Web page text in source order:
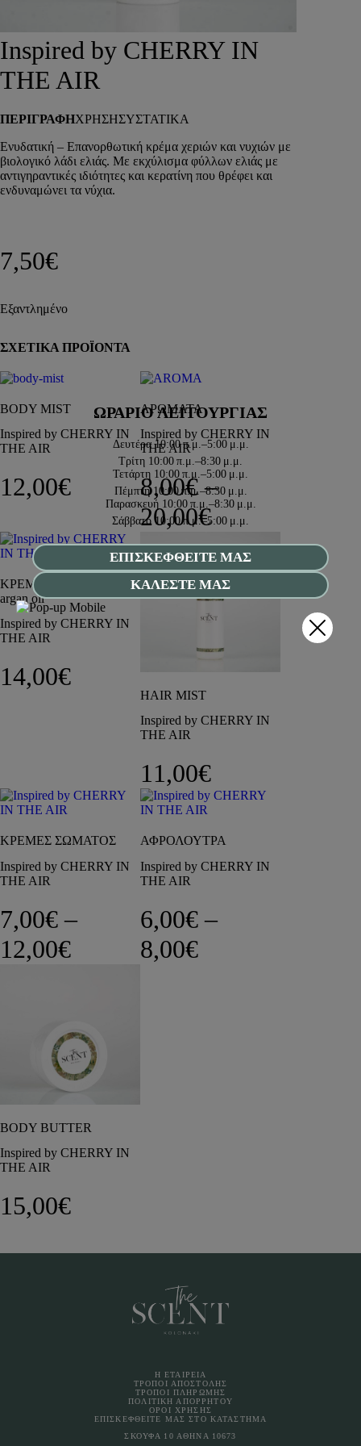
HOROMIA
SPECIAL OFFERS
ΚΑΛΑΘΙ
Inspired by CHERRY IN
THE AIR
ΠΕΡΙΓΡΑΦΗΧΡΗΣΗΣΥΣΤΑΤΙΚΑ
Ενυδατική – Επανορθωτική κρέμα χεριών και νυχιών με
βιολογικό λάδι ελιάς. Με εκχύλισμα φύλλων ελιάς με
αντιγηραντικές ιδιότητες και κερατίνη που θρέφει και
ενδυναμώνει τα νύχια.
7,50€
Εξαντλημένο
ΣΧΕΤΙΚΑ ΠΡΟΪΟΝΤΑ
BODY MIST
Inspired by CHERRY IN
THE AIR
12,00€
ΑΡΩΜΑΤΑ
Inspired by CHERRY IN
THE AIR
8,00€ –
20,00€Price range:
ΚΡΕΜΑ ΣΩΜΑΤΟΣ ΜΕ
argan oil
Inspired by CHERRY IN
THE AIR
14,00€
HAIR MIST
Inspired by CHERRY IN
THE AIR
11,00€
ΚΡΕΜΕΣ ΣΩΜΑΤΟΣ
Inspired by CHERRY IN
THE AIR
7,00€ –
12,00€Price range: 7,00€ through
ΑΦΡΟΛΟΥΤΡΑ
Inspired by CHERRY IN
THE AIR
6,00€ –
8,00€Price range:
BODY BUTTER
Inspired by CHERRY IN
THE AIR
15,00€
Η ΕΤΑΙΡΕΙΑ
ΤΡΟΠΟΙ ΑΠΟΣΤΟΛΗΣ
ΤΡΟΠΟΙ ΠΛΗΡΩΜΗΣ
ΠΟΛΙΤΙΚΗ ΑΠΟΡΡΗΤΟΥ
ΟΡΟΙ ΧΡΗΣΗΣ
ΕΠΙΣΚΕΦΘΕΙΤΕ ΜΑΣ ΣΤΟ ΚΑΤΑΣΤΗΜΑ
ΣΚΟΥΦΑ 10 ΑΘΗΝΑ 10673
ΩΡΑΡΙΟ ΛΕΙΤΟΥΡΓΙΑΣ
Δευτέρα10:00 π.μ.–5:00 μ.μ.
Τρίτη 10:00 π.μ.–8:30 μ.μ.
Τετάρτη 10:00 π.μ.–5:00 μ.μ.
Πέμπτη10:00 π.μ.–8:30 μ.μ.
Παρασκευή 10:00 π.μ.–8:30 μ.μ.
Σάββατο10:00 π.μ.–5:00 μ.μ.
ΕΠΙΣΚΕΦΘΕΙΤΕ ΜΑΣ
ΚΑΛΕΣΤΕ ΜΑΣ